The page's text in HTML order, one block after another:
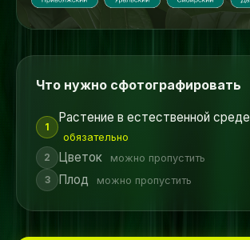
Что нужно сфотографировать
1
Растение в естественной среде
обязательно
2
Цветок
можно пропустить
3
Плод можно пропустить